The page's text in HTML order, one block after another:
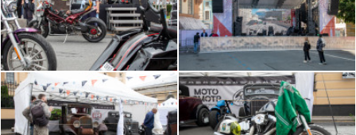
детский флешмоб
16:25 - Выступление музыкальной группы
«Thunder Voice»
17:25 - Брейк-данс шоу «Красавчики»
18:00 - Выступление музыкальной группы
«ЛёничBand»